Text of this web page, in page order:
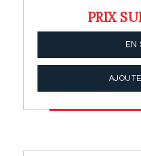
PRIX
EN